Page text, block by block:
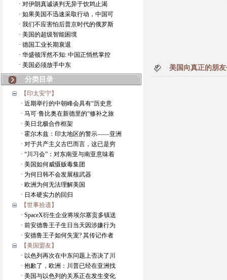
· 对伊朗真诚谈判无异于饮鸩止渴
· 如果美国不迅速采取行动，中国可
· 我们不应害怕后普京时代的俄罗斯
· 美国的超级智能困境
· 德国工业长期衰退
· 华盛顿浑然不知: 中国正悄然掌控
· 美国必须放手中东
分类目录
【印太安宁】
· 近期举行的中朝峰会具有“历史意
· 马可·鲁比奥在新德里的“修补之旅
· 美日北极合作框架
· 霍尔木兹：印太地区的警示——亚洲
· 对于共产主义古巴而言，这已是穷
· “川习会”：对东南亚与南亚意味着
· 美国如何威慑贩毒集团
· 为何日韩不会发展核武器
· 欧洲为何无法理解美国
· 日本硬实力的回归
【世事拾遗】
· SpaceX衍生企业将埃尔塞贡多镇送
· 前安德鲁王子生日当天因涉嫌行为
· 安德鲁王子如何失宠? 其传记作者
【美国盟友】
· 以色列再次在中东问题上否决了川
· 抱歉了，欧洲：川普已经在亚洲找
· 美国与以色列的关系正在发生变化
美国向真正的朋